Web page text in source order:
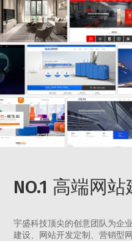
NO.1 高端网
宇盛科技顶尖的创意团队为企
建设、网站开发定制、营销型